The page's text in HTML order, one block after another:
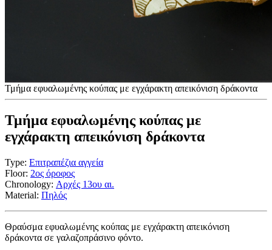
Τμήμα εφυαλωμένης κούπας με εγχάρακτη απεικόνιση δράκοντα
Τμήμα εφυαλωμένης κούπας με
εγχάρακτη απεικόνιση δράκοντα
Type: Επιτραπέζια αγγεία
Floor: 2ος όροφος
Chronology: Αρχές 13ου αι.
Material: Πηλός
Θραύσμα εφυαλωμένης κούπας με εγχάρακτη απεικόνιση
δράκοντα σε γαλαζοπράσινο φόντο.